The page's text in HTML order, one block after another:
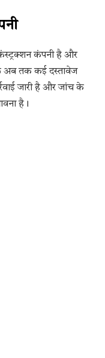
कंस्ट्रक्शन कंपनी है और
अब तक कई दस्तावेज
जारी है और जांच के
है।